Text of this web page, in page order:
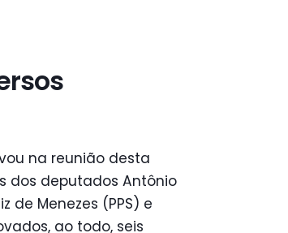
na reunião desta
dos deputados Antônio
de Menezes (PPS) e
ao todo, seis